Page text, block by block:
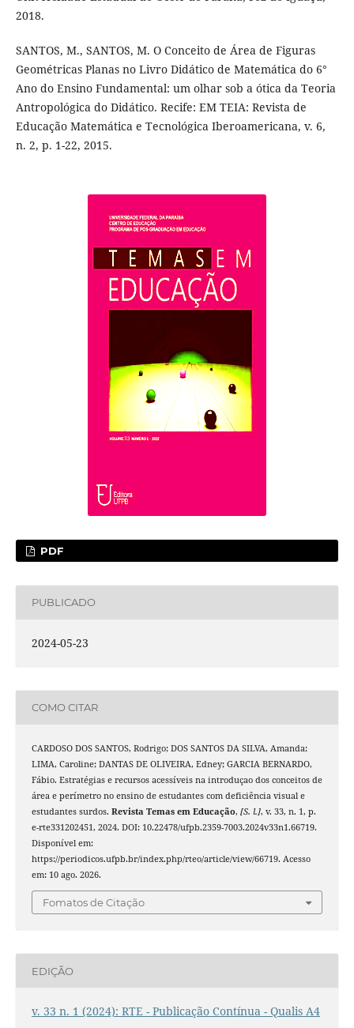
2018.
SANTOS, M., SANTOS, M. O Conceito de Área de Figuras
Geométricas Planas no Livro Didático de Matemática do 6°
Ano do Ensino Fundamental: um olhar sob a ótica da Teoria
Antropológica do Didático. Recife: EM TEIA: Revista de
Educação Matemática e Tecnológica Iberoamericana, v. 6,
n. 2, p. 1-22, 2015.
PDF
PUBLICADO
2024-05-23
COMO CITAR
CARDOSO DOS SANTOS, Rodrigo; DOS SANTOS DA SILVA, Amanda;
LIMA, Caroline; DANTAS DE OLIVEIRA, Edney; GARCIA BERNARDO,
Fábio. Estratégias e recursos acessíveis na introduçao dos conceitos de
área e perímetro no ensino de estudantes com deficiência visual e
estudantes surdos. Revista Temas em Educação, [S. l.], v. 33, n. 1, p.
e-rte331202451, 2024. DOI: 10.22478/ufpb.2359-7003.2024v33n1.66719.
Disponível em:
https://periodicos.ufpb.br/index.php/rteo/article/view/66719. Acesso
em: 10 ago. 2026.
Fomatos de Citação
EDIÇÃO
v. 33 n. 1 (2024): RTE - Publicação Contínua - Qualis A4